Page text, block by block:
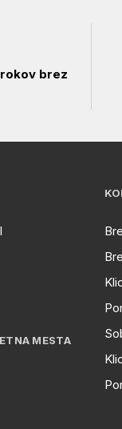
brez
MESTA